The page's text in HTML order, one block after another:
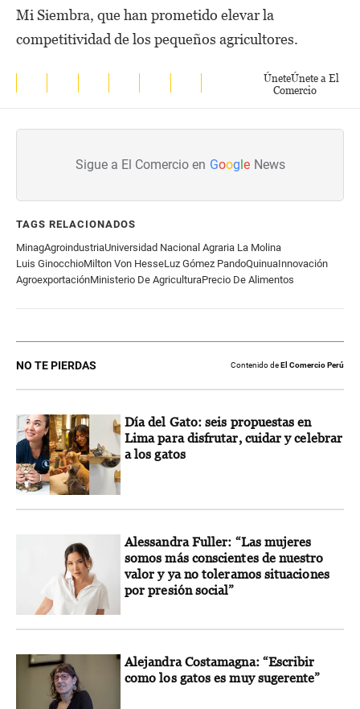
Mi Siembra, que han prometido elevar la
competitividad de los pequeños agricultores.
ÚneteÚnete a El
Comercio
Sigue a El Comercio en Google News
TAGS RELACIONADOS
MinagAgroindustriaUniversidad Nacional Agraria La Molina
Luis GinocchioMilton Von HesseLuz Gómez PandoQuinuaInnovación
AgroexportaciónMinisterio De AgriculturaPrecio De Alimentos
NO TE PIERDAS Contenido deEl Comercio Perú
Día del Gato: seis propuestas en
Lima para disfrutar, cuidar y celebrar
a los gatos
Alessandra Fuller: “Las mujeres
somos más conscientes de nuestro
valor y ya no toleramos situaciones
por presión social”
Alejandra Costamagna: “Escribir
como los gatos es muy sugerente”